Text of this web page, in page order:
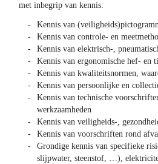
met inbegrip van kennis:
Kennis van
Kennis van controle- en
Kennis van elektrisch-,
Kennis van ergonomische hef- en
Kennis van kwaliteitsnormen,
Kennis van persoonlijke en
Kennis van technische
werkzaamheden
Kennis van veiligheids-,
Kennis van voorschriften rond
Grondige kennis van specifieke
slijpwater, steenstof, …),